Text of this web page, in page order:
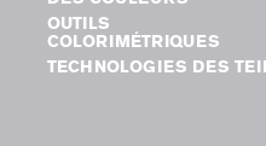
OUTILS
COLORIMÉTRIQUES
TECHNOLOGIES DES